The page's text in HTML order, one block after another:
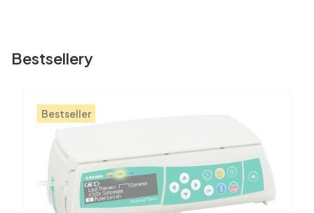
Bestsellery
Bestseller